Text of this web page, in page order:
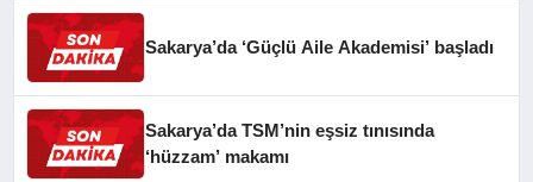
Sakarya’da ‘Güçlü Aile Akademisi’ başladı
Sakarya’da TSM’nin eşsiz tınısında
‘hüzzam’ makamı